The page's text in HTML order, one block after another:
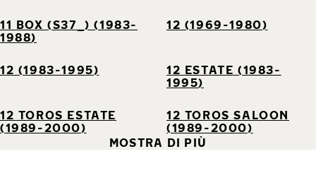
11 BOX (S37_) (1983-
1988)
12 (1969-1980)
12 (1983-1995)
12 ESTATE (1983-
1995)
12 TOROS ESTATE
(1989-2000)
12 TOROS SALOON
(1989-2000)
MOSTRA DI PIÙ